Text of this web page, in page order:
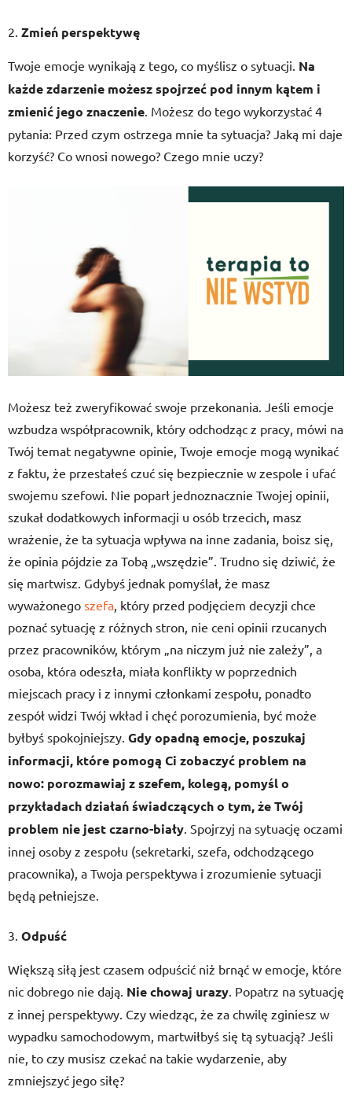
Zmień perspektywę
Twoje emocje wynikają z tego, co myślisz o sytuacji. Na
każde zdarzenie możesz spojrzeć pod innym kątem i
zmienić jego znaczenie. Możesz do tego wykorzystać 4
pytania: Przed czym ostrzega mnie ta sytuacja? Jaką mi daje
korzyść? Co wnosi nowego? Czego mnie uczy?
Możesz też zweryfikować swoje przekonania. Jeśli emocje
wzbudza współpracownik, który odchodząc z pracy, mówi na
Twój temat negatywne opinie, Twoje emocje mogą wynikać
z faktu, że przestałeś czuć się bezpiecznie w zespole i ufać
swojemu szefowi. Nie poparł jednoznacznie Twojej opinii,
szukał dodatkowych informacji u osób trzecich, masz
wrażenie, że ta sytuacja wpływa na inne zadania, boisz się,
że opinia pójdzie za Tobą „wszędzie”. Trudno się dziwić, że
się martwisz. Gdybyś jednak pomyślał, że masz
wyważonego szefa, który przed podjęciem decyzji chce
poznać sytuację z różnych stron, nie ceni opinii rzucanych
przez pracowników, którym „na niczym już nie zależy”, a
osoba, która odeszła, miała konflikty w poprzednich
miejscach pracy i z innymi członkami zespołu, ponadto
zespół widzi Twój wkład i chęć porozumienia, być może
byłbyś spokojniejszy. Gdy opadną emocje, poszukaj
informacji, które pomogą Ci zobaczyć problem na
nowo: porozmawiaj z szefem, kolegą, pomyśl o
przykładach działań świadczących o tym, że Twój
problem nie jest czarno-biały. Spojrzyj na sytuację oczami
innej osoby z zespołu (sekretarki, szefa, odchodzącego
pracownika), a Twoja perspektywa i zrozumienie sytuacji
będą pełniejsze.
Odpuść
Większą siłą jest czasem odpuścić niż brnąć w emocje, które
nic dobrego nie dają. Nie chowaj urazy. Popatrz na sytuację
z innej perspektywy. Czy wiedząc, że za chwilę zginiesz w
wypadku samochodowym, martwiłbyś się tą sytuacją? Jeśli
nie, to czy musisz czekać na takie wydarzenie, aby
zmniejszyć jego siłę?